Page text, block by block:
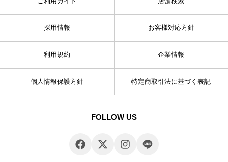
採用情報 お客様対応方針
利用規約 企業情報
個人情報保護方針 特定商取引法に基づく表記
FOLLOW US